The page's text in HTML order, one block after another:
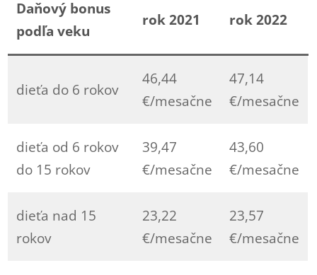
Daňový bonus
podľa veku
rok 2021 rok 2022
dieťa do 6 rokov
46,44
€/mesačne
47,14
€/mesačne
dieťa od 6 rokov
do 15 rokov
39,47
€/mesačne
43,60
€/mesačne
dieťa nad 15
rokov
23,22
€/mesačne
23,57
€/mesačne